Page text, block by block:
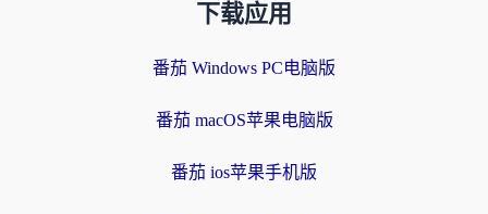
下载应用
番茄 Windows PC电脑版
番茄 macOS苹果电脑版
番茄 ios苹果手机版